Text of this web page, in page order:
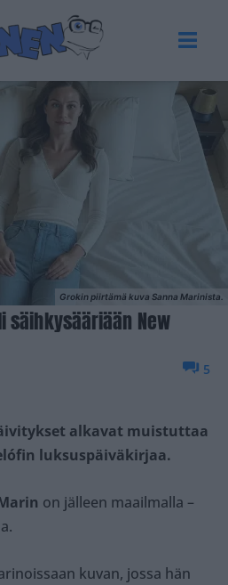
Grokin piirtämä kuva Sanna Marinista.
säihkysääriään New
5
alkavat muistuttaa
luksuspäiväkirjaa.
on jälleen maailmalla –
kuvan, jossa hän